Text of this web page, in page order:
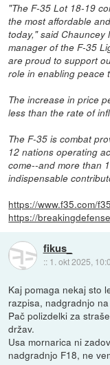
"The F-35 Lot 18-19
the most affordable
today," said
manager of the F-35
are proud to support
role in enabling peace
The increase in price
less than the rate of
The F-35 is combat
12 nations operating
come--and more than
indispensable
https://www.f35.com/
https://
fikus_
:: 1. okt 2025,
Kaj pomaga nekaj sto
razpisa, nadgradnjo
Pač polizdelki za
držav.
Usa mornarica ni
nadgradnjo F18, ne